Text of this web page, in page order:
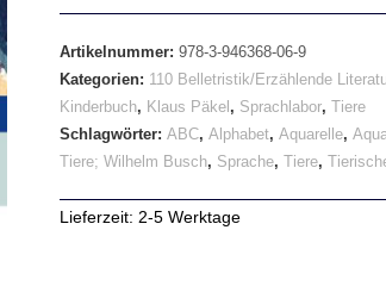
A
l
h
b
Artikelnummer:978-3-946368-06-9
Kategorien: 110 Belletristik/Erzählende
Kinderbuch, Klaus Päkel , Sprachlabor,Tiere
Schlagwörter:ABC,Alphabet,Aquarelle,
Tiere; Wilhelm Busch, Sprache,Tiere,
Lieferzeit: 2-5 Werktage